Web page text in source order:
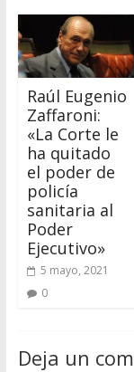
Raúl Eugenio
Zaffaroni:
«La Corte le
ha quitado
el poder de
policía
sanitaria al
Poder
Ejecutivo»
5 mayo, 2021
0
Deja un